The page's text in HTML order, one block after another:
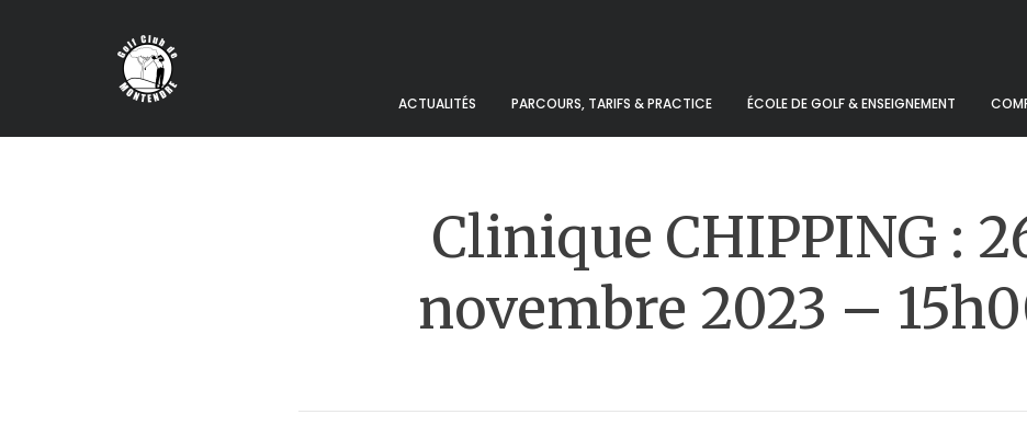
ACTUALITÉS PARCOURS, TARIFS & PRACTICE ÉCOLE DE GOLF & ENSEIGNEMENT
Clinique CHIPPING :
novembre 2023 –